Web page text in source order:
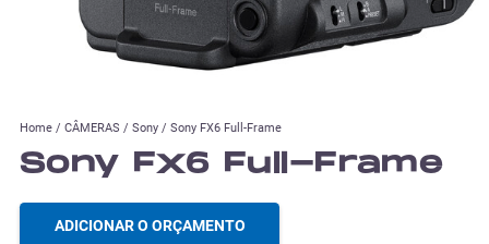
Home / CÂMERAS / Sony / Sony FX6 Full-Frame
Sony FX6 Full-Frame
ADICIONAR O ORÇAMENTO